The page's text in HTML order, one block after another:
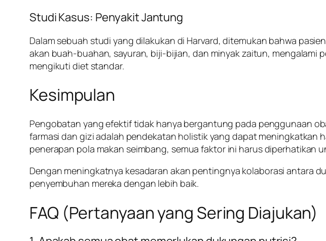
Studi Kasus: Penyakit Jantung
Dalam sebuah studi yang dilakukan di Harvard, ditemukan bahwa
akan buah-buahan, sayuran, biji-bijian, dan minyak zaitun,
mengikuti diet standar.
Kesimpulan
Pengobatan yang efektif tidak hanya bergantung pada penggunaan
farmasi dan gizi adalah pendekatan holistik yang dapat meningkatkan
penerapan pola makan seimbang, semua faktor ini harus diperhatikan
Dengan meningkatnya kesadaran akan pentingnya kolaborasi antara
penyembuhan mereka dengan lebih baik.
FAQ (Pertanyaan yang Sering Diajukan)